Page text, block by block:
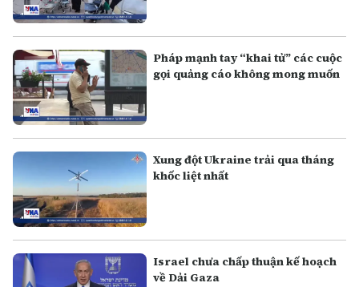
Pháp mạnh tay “khai tử” các cuộc
gọi quảng cáo không mong muốn
Xung đột Ukraine trải qua tháng
khốc liệt nhất
Israel chưa chấp thuận kế hoạch
về Dải Gaza